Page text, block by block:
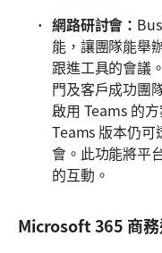
網路研討會：
能，讓團隊能舉
跟進工具的會議
門及客戶成功團
啟用 Teams 的
Teams 版本仍可
會。此功能將平
的互動。
Microsoft 365 商